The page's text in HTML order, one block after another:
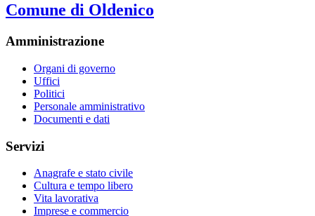
Comune di Oldenico
Amministrazione
Organi di governo
Uffici
Politici
Personale amministrativo
Documenti e dati
Servizi
Anagrafe e stato civile
Cultura e tempo libero
Vita lavorativa
Imprese e commercio